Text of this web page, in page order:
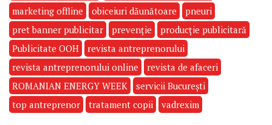
marketing offline
obiceiuri dăunătoare
pneuri
pret banner publicitar
prevenție
producție publicitară
Publicitate OOH
revista antreprenorului
revista antreprenorului online
revista de afaceri
ROMANIAN ENERGY WEEK
servicii București
top antreprenor
tratament copii vadrexim